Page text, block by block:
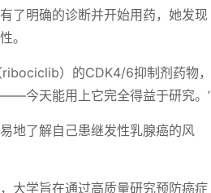
了明确的诊断并开始用药，她发现
。
）的CDK4/6抑制剂药物，
今天能用上它完全得益于研究。’
地了解自己患继发性乳腺癌的风
大学旨在通过高质量研究预防癌症